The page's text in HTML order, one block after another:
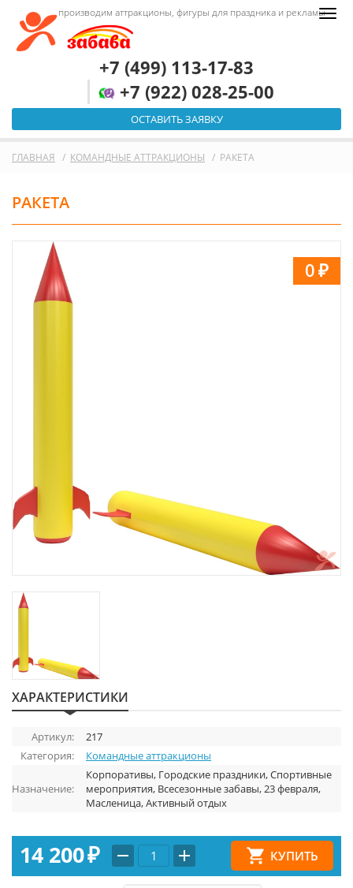
производим аттракционы, фигуры для праздника и рекламы
+7 (499) 113-17-83
+7 (922) 028-25-00
ОСТАВИТЬ ЗАЯВКУ
ГЛАВНАЯ КОМАНДНЫЕ АТТРАКЦИОНЫ РАКЕТА
РАКЕТА
0₽
ХАРАКТЕРИСТИКИ
Артикул:
217
Категория:
Командные аттракционы
Назначение:
Корпоративы, Городские праздники, Спортивные
мероприятия, Всесезонные забавы, 23 февраля,
Масленица, Активный отдых
14 200₽